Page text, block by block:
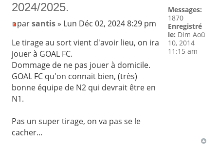
2024/2025.
parsantis» Lun Déc 02, 2024 8:29 pm
Le tirage au sort vient d'avoir lieu, on ira
jouer à GOAL FC.
Dommage de ne pas jouer à domicile.
GOAL FC qu'on connait bien, (très)
bonne équipe de N2 qui devrait être en
N1.
Pas un super tirage, on va pas se le
cacher...
Messages:
1870
Enregistré
le: Dim Aoû
10, 2014
11:15 am